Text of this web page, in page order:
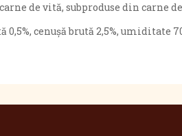
de vită, subproduse din carne
cenușă brută 2,5%,